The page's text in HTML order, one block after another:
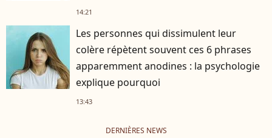
14:21
Les personnes qui dissimulent leur
colère répètent souvent ces 6 phrases
apparemment anodines : la psychologie
explique pourquoi
13:43
DERNIÈRES NEWS